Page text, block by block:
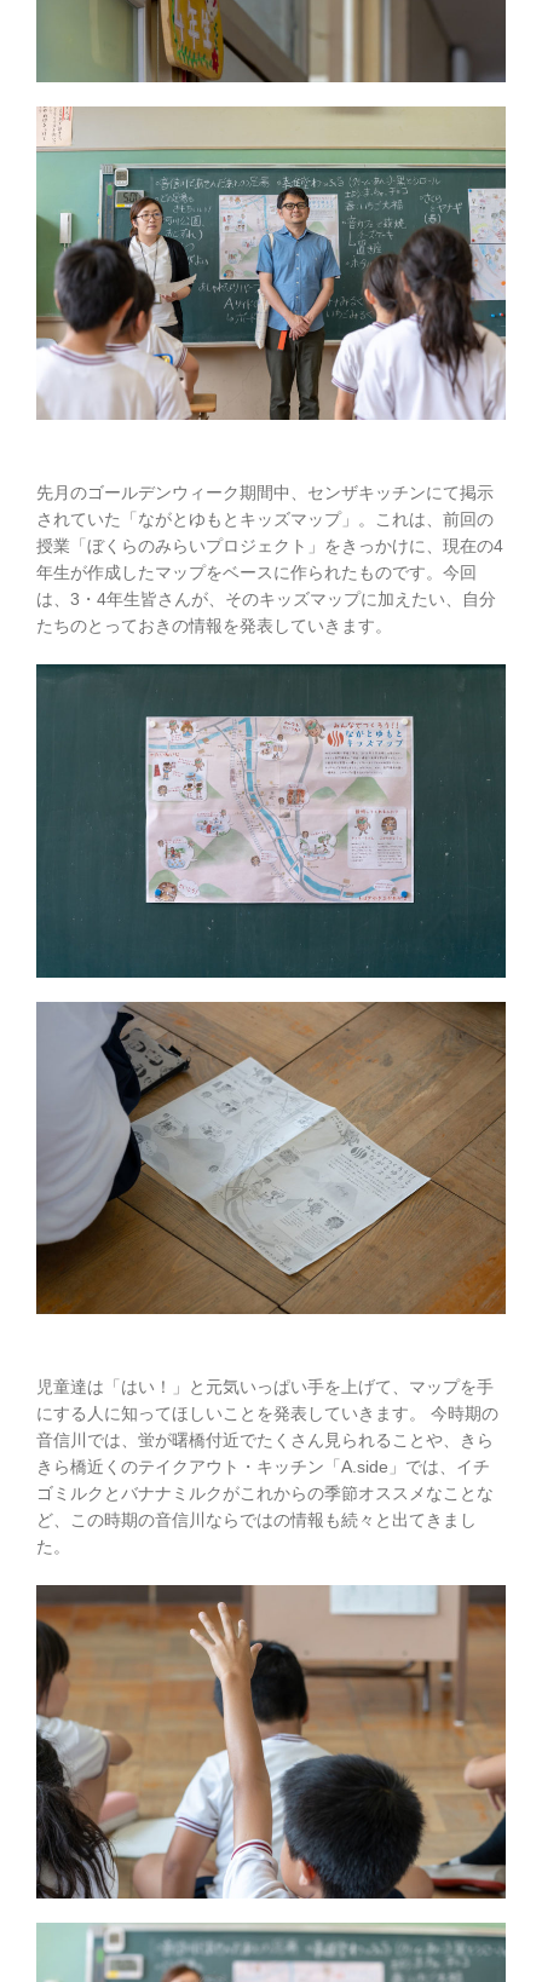
先月のゴールデンウィーク期間中、センザキッチンにて掲示
されていた「ながとゆもとキッズマップ」。これは、前回の
授業「ぼくらのみらいプロジェクト」をきっかけに、現在の4
年生が作成したマップをベースに作られたものです。今回
は、3・4年生皆さんが、そのキッズマップに加えたい、自分
たちのとっておきの情報を発表していきます。
児童達は「はい！」と元気いっぱい手を上げて、マップを手
にする人に知ってほしいことを発表していきます。 今時期の
音信川では、蛍が曙橋付近でたくさん見られることや、きら
きら橋近くのテイクアウト・キッチン「A.side」では、イチ
ゴミルクとバナナミルクがこれからの季節オススメなことな
ど、この時期の音信川ならではの情報も続々と出てきまし
た。